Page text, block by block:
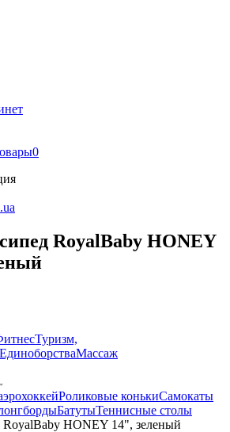
0
RoyalBaby HONEY
Туризм,
ЕдиноборстваМассаж
Роликовые конькиСамокаты
БатутыТеннисные столы
RoyalBaby HONEY 14", зеленый